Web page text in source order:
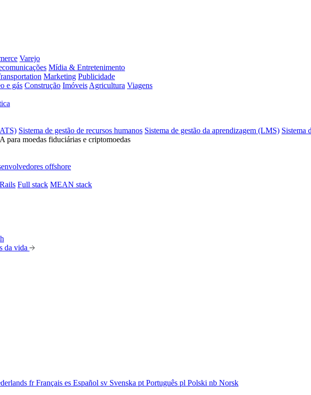
Varejo
Mídia & Entretenimento
Marketing Publicidade
e gás Construção Imóveis Agricultura Viagens
Sistema de gestão de recursos humanos Sistema de gestão da aprendizagem (LMS) Sistema
para moedas fiduciárias e criptomoedas
offshore
Full stack MEAN stack
da vida
frFrançais es Español sv Svenska pt Português pl Polski nb Norsk